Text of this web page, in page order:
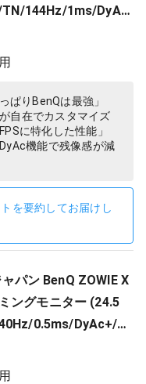
TN/144Hz/1ms/DyAc/
メニュー/指一本で
ぱりBenQは最強」
自在でカスタマイズ
に特化した性能」
機能で残像感が減
を要約してお届けし
パン BenQ ZOWIE X
ングモニター (24.5
0.5ms/DyAc+/小
体デザイン/新OSDメ
晶パネル採用)